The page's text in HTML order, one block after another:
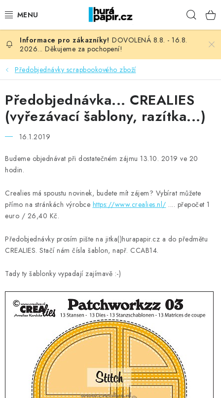
na
NOVINKY
HURÁ DÍLNA
VŠECHNO ZBOŽÍ
KNIHAŘSKÝ MATERIÁL
OBLÍBENÉ ♥️
FOTORECENZE
MOJE OBJEDNÁVKA
ZNAČKY
Doprava Kontakty Moje objednávka
Hodnocení obchodu
Obchodní podmínky
Podmínky ochrany osobních údajů
Ověřování recenzí
DOVOLENÁ 8.8. - 16.8.
2026... Děkujeme za pochopení!
Předobjednávky scrapbookového zboží
Předobjednávka... CREALIES
(vyřezávací šablony, razítka...)
16.1.2019
Budeme objednávat při dostatečném zájmu 13.10. 2019 ve 20
hodin.
Crealies má spoustu novinek, budete mít zájem? Vybírat můžete
přímo na stránkách výrobce https://www.crealies.nl/ .... přepočet 1
euro / 26,40 Kč.
Předobjednávky prosím pište na jitka()hurapapir.cz a do předmětu
CREALIES. Stačí nám čísla šablon, např. CCAB14.
Tady ty šablonky vypadají zajímavě :-)